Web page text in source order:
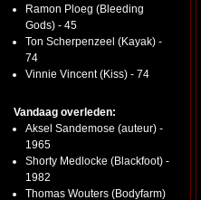
Ramon Ploeg (Bleeding
Gods) - 45
Ton Scherpenzeel (Kayak) -
74
Vinnie Vincent (Kiss) - 74
Vandaag overleden:
Aksel Sandemose (auteur) -
1965
Shorty Medlocke (Blackfoot) -
1982
Thomas Wouters (Bodyfarm)